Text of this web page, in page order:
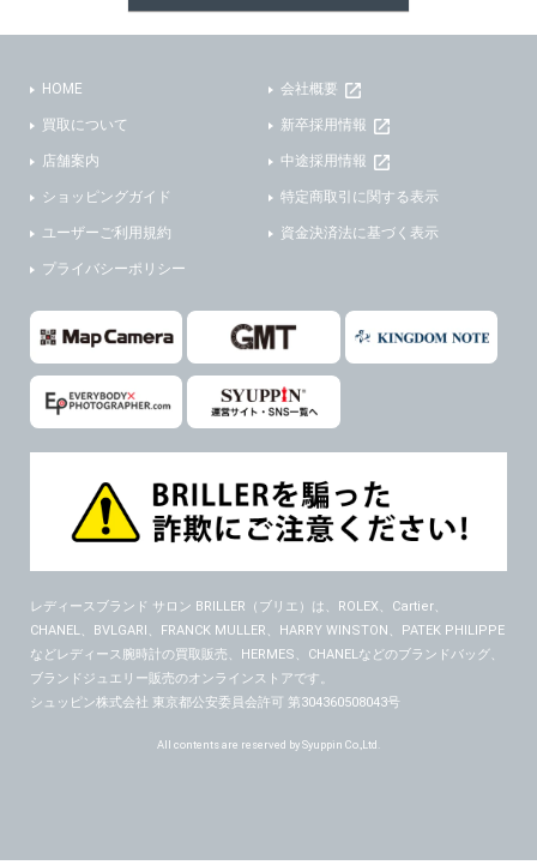
HOME
買取について
店舗案内
ショッピングガイド
ユーザーご利用規約
プライバシーポリシー
会社概要
新卒採用情報
中途採用情報
特定商取引に関する表示
資金決済法に基づく表示
レディースブランド サロン BRILLER（ブリエ） は、ROLEX、Cartier、
CHANEL、BVLGARI、FRANCK MULLER、HARRY WINSTON、PATEK PHILIPPE
などレディース腕時計の買取販売、HERMES、CHANELなどのブランドバッグ、
ブランドジュエリー販売のオンラインストアです。
シュッピン株式会社 東京都公安委員会許可 第304360508043号
All contents are reserved by Syuppin Co.,Ltd.